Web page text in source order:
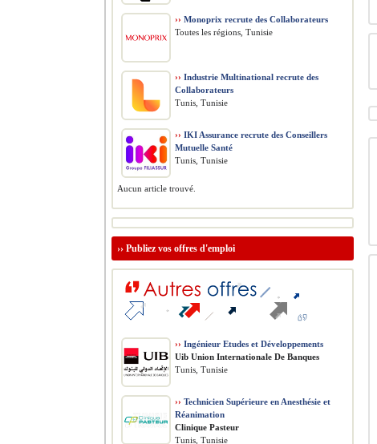
›› Monoprix recrute des Collaborateurs
Toutes les régions, Tunisie
›› Industrie Multinational recrute des
Collaborateurs
Tunis, Tunisie
›› IKI Assurance recrute des Conseillers
Mutuelle Santé
Tunis, Tunisie
Aucun article trouvé.
›› Publiez vos offres d'emploi
›› Ingénieur Etudes et Développements
Uib Union Internationale De Banques
Tunis, Tunisie
›› Technicien Supérieure en Anesthésie et
Réanimation
Clinique Pasteur
Tunis, Tunisie